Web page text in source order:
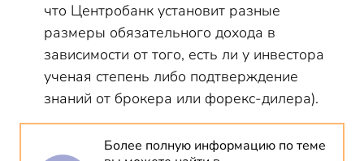
что Центробанк установит разные
размеры обязательного дохода в
зависимости от того, есть ли у инвестора
ученая степень либо подтверждение
знаний от брокера или форекс-дилера).
Более полную информацию по теме